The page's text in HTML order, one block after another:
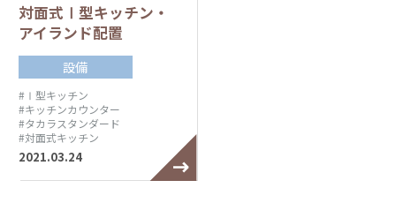
対面式Ⅰ型キッチン・
アイランド配置
設備
#Ⅰ型キッチン
#キッチンカウンター
#タカラスタンダード
#対面式キッチン
2021.03.24